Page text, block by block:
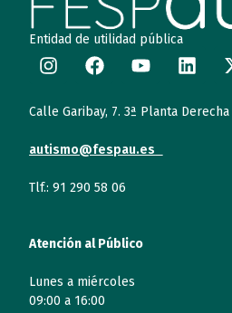
Entidad de utilidad pública
Calle Garibay, 7. 3ª Planta
autismo@fespau.es
Tlf.: 91 290 58 06
Atención al Público
Lunes a miércoles
09:00 a 16:00